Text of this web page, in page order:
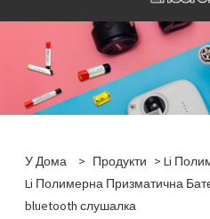
У Дома > Продукти >Li
Li Полимерна Призматична
bluetooth слушалка